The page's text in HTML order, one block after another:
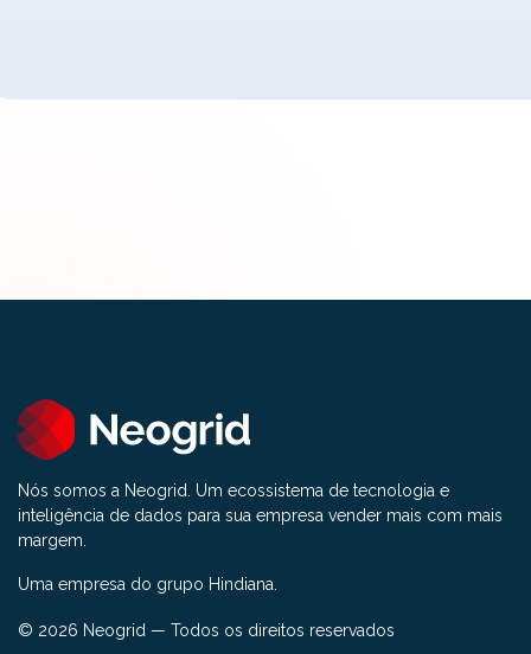
Nós somos a Neogrid. Um ecossistema de tecnologia e
inteligência de dados para sua empresa vender mais com mais
margem.
Uma empresa do grupo Hindiana.
© 2026 Neogrid — Todos os direitos reservados